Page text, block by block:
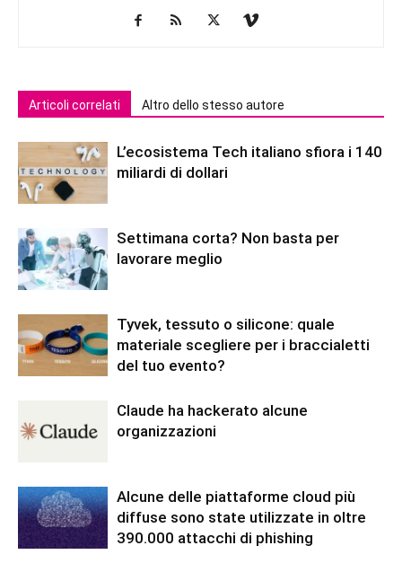
Articoli correlati Altro dello stesso autore
L’ecosistema Tech italiano sfiora i 140
miliardi di dollari
Settimana corta? Non basta per
lavorare meglio
Tyvek, tessuto o silicone: quale
materiale scegliere per i braccialetti
del tuo evento?
Claude ha hackerato alcune
organizzazioni
Alcune delle piattaforme cloud più
diffuse sono state utilizzate in oltre
390.000 attacchi di phishing